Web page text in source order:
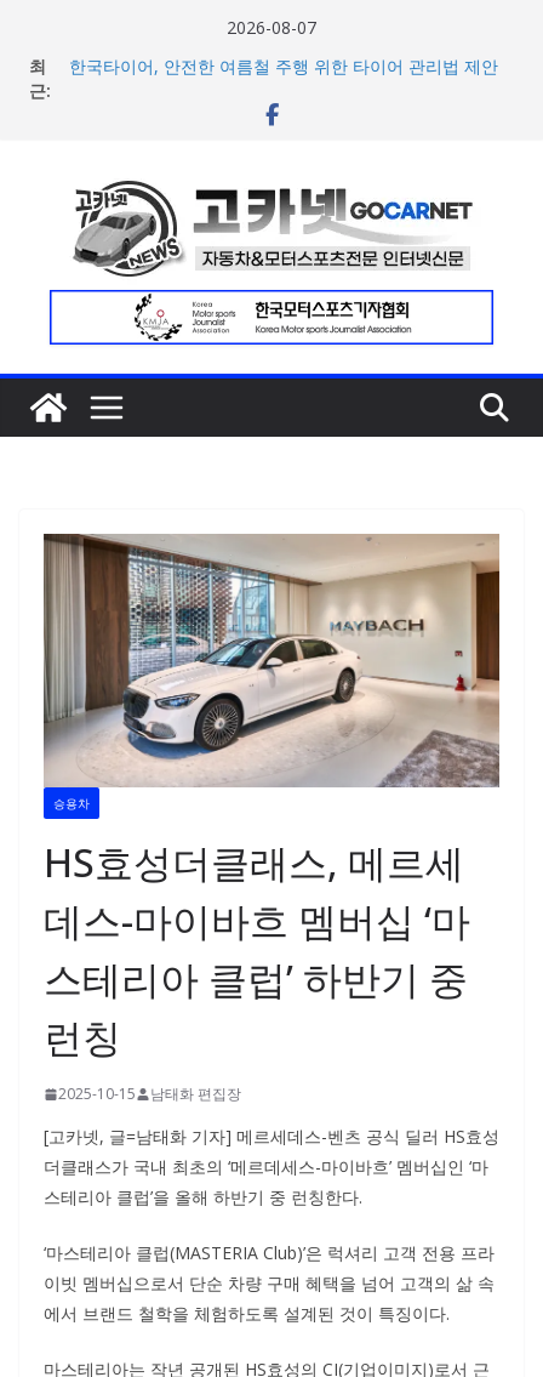
2026-08-07
최
근:
한국타이어, 안전한 여름철 주행 위한 타이어 관리법 제안
현대차, 8세대 완전변경 ‘디 올 뉴 아반떼’ 주요 사양 및 가격
공개… 본격 계약 개시
2026년 7월 국내 수입 승용차 신규 등록 전년 대비 14.3%
증가
승용차
HS효성더클래스, 메르세
데스-마이바흐 멤버십 ‘마
스테리아 클럽’ 하반기 중
런칭
2025-10-15 남태화 편집장
[고카넷, 글=남태화 기자] 메르세데스-벤츠 공식 딜러 HS효성
더클래스가 국내 최초의 ‘메르데세스-마이바흐’ 멤버십인 ‘마
스테리아 클럽’을 올해 하반기 중 런칭한다.
‘마스테리아 클럽(MASTERIA Club)’은 럭셔리 고객 전용 프라
이빗 멤버십으로서 단순 차량 구매 혜택을 넘어 고객의 삶 속
에서 브랜드 철학을 체험하도록 설계된 것이 특징이다.
마스테리아는 작년 공개된 HS효성의 CI(기업이미지)로서 근